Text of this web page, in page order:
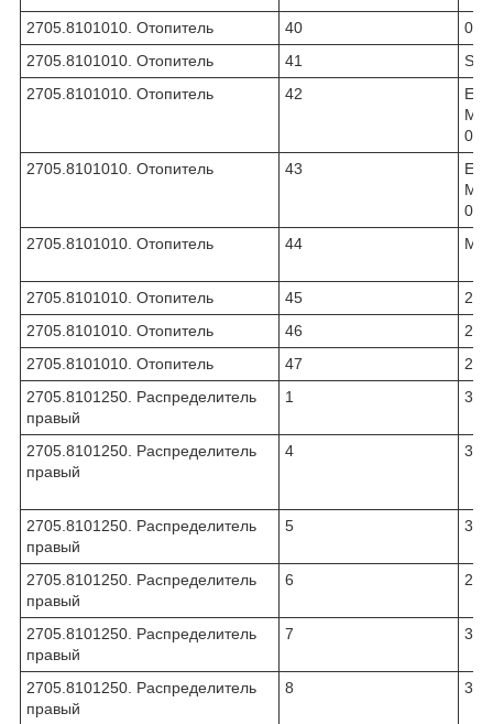
2705.8101010. Отопитель
40
2705.8101010. Отопитель
41
2705.8101010. Отопитель
42
МР-
01
2705.8101010. Отопитель
43
МР-
04
2705.8101010. Отопитель
44
2705.8101010. Отопитель 45
2705.8101010. Отопитель
46
2705.8101010. Отопитель
47
2705.8101250. Распределитель
правый
1
2705.8101250. Распределитель
правый
4
2705.8101250. Распределитель
правый
5
2705.8101250. Распределитель
правый
6
2705.8101250. Распределитель
правый
7
2705.8101250. Распределитель
правый
8